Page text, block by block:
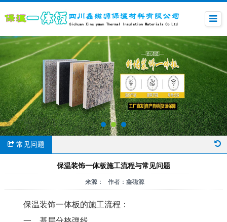
常见问题
保温装饰一体板施工流程与常见问题
来源： 作者：鑫磁源
保温装饰一体板的施工流程：